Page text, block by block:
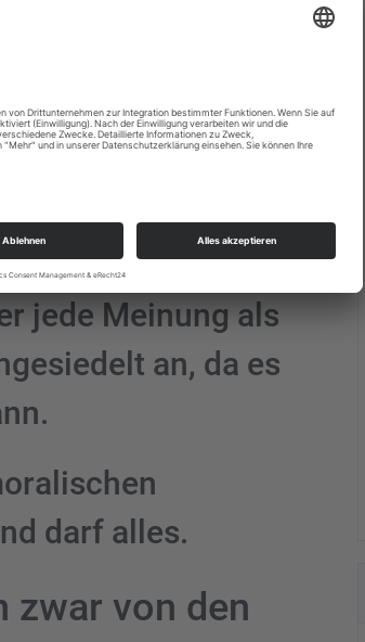
kulturellen
in den seltensten
sozialistische
jede Meinung als
an, da es
darf alles.
zwar von den